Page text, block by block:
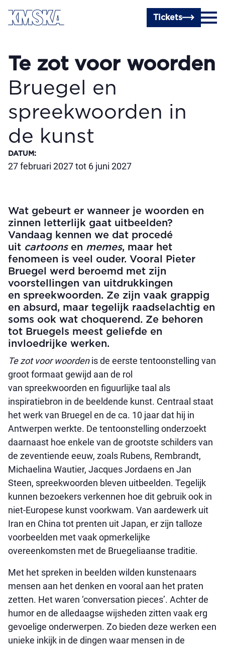
Ga naar hoofdinhoud
Tickets
Te zot voor woorden
Bruegel en
spreekwoorden in
de kunst
DATUM :
27 februari 2027 tot 6 juni 2027
Wat gebeurt er wanneer je woorden en
zinnen letterlijk gaat uitbeelden?
Vandaag kennen we dat procedé
uit cartoonsen memes, maar het
fenomeen is veel ouder. Vooral Pieter
Bruegel werd beroemd met zijn
voorstellingen van uitdrukkingen
en spreekwoorden. Ze zijn vaak grappig
en absurd, maar tegelijk raadselachtig en
soms ook wat choquerend. Ze behoren
tot Bruegels meest geliefde en
invloedrijke werken.
Te zot voor woordenis de eerste tentoonstelling van
groot formaat gewijd aan de rol
van spreekwoorden en figuurlijke taal als
inspiratiebron in de beeldende kunst. Centraal staat
het werk van Bruegel en de ca. 10 jaar dat hij in
Antwerpen werkte. De tentoonstelling onderzoekt
daarnaast hoe enkele van de grootste schilders van
de zeventiende eeuw, zoals Rubens, Rembrandt,
Michaelina Wautier, Jacques Jordaens en Jan
Steen, spreekwoorden bleven uitbeelden. Tegelijk
kunnen bezoekers verkennen hoe dit gebruik ook in
niet-Europese kunst voorkwam. Van aardewerk uit
Iran en China tot prenten uit Japan, er zijn talloze
voorbeelden met vaak opmerkelijke
overeenkomsten met de Bruegeliaanse traditie.
Met het spreken in beelden wilden kunstenaars
mensen aan het denken en vooral aan het praten
zetten. Het waren ‘conversation pieces’. Achter de
humor en de alledaagse wijsheden zitten vaak erg
gevoelige onderwerpen. Zo bieden deze werken een
unieke inkijk in de dingen waar mensen in de